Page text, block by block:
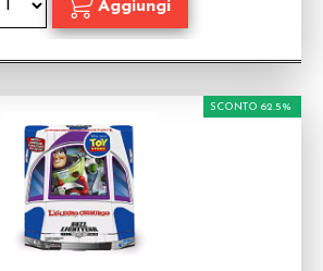
SCONTO 62.5%